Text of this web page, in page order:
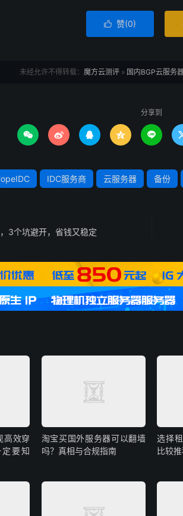
靠近用户群，比如做南方业务多，选华
的老牌idc服务商，不管是稳定性还
通、移动等全运营商骨干网，全国用户访
整CPU、内存、带宽，大促、活动期间
 赞(0)
未经允许不得转载： 魔方云测评» 国内BGP云服务
分享到
    
IDC服务商 云服务器 备份
3个坑避开，省钱又稳定
高效穿
要知
淘宝买国外服务器可以翻墙
吗？真相与合规指南
选择
比较